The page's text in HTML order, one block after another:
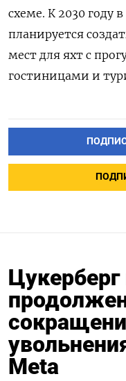
схеме. К 2030 году
планируется
мест для яхт с
гостиницами и
Meta